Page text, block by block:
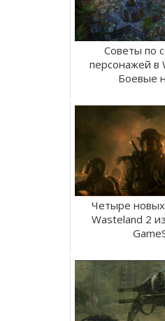
Советы по
персонажей в
Боевые
Четыре
Wasteland 2